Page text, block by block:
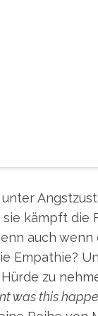
kämpft die
auch
Empathie?
zu
was this